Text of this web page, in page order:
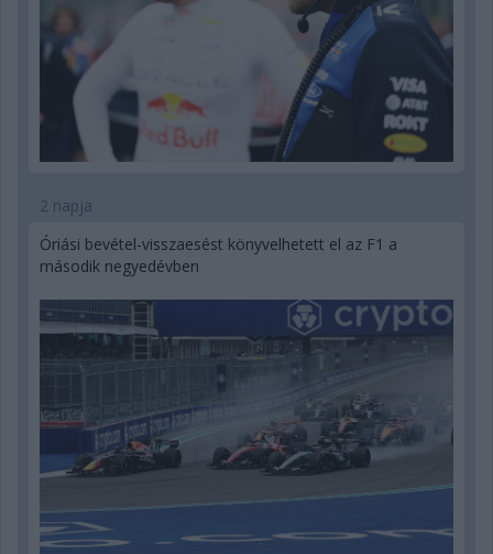
2 napja
Óriási bevétel-visszaesést könyvelhetett el az F1 a
második negyedévben